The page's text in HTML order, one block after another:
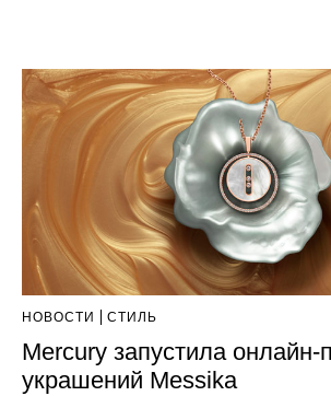
НОВОСТИ СТИЛЬ
Mercury запустила онлайн-
украшений Messika